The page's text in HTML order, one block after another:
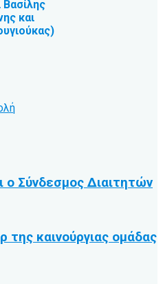
Βασίλης
και
ο Σύνδεσμος Διαιτητών
καινούργιας ομάδας